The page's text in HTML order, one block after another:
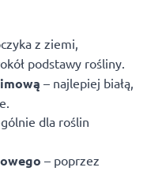
z ziemi,
podstawy rośliny.
– najlepiej białą,
dla roślin
– poprzez